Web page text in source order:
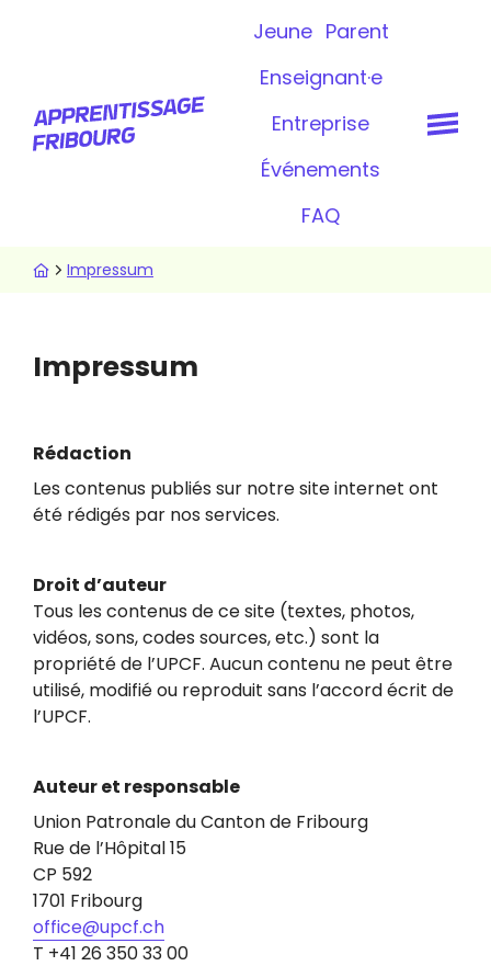
TopbarJeune Parent
Enseignant·e
Entreprise
Événements
FAQ
Fil
Impressum
Impressum
Rédaction
Les contenus publiés sur notre site internet ont
été rédigés par nos services.
Droit d’auteur
Tous les contenus de ce site (textes, photos,
vidéos, sons, codes sources, etc.) sont la
propriété de l’UPCF. Aucun contenu ne peut être
utilisé, modifié ou reproduit sans l’accord écrit de
l’UPCF.
Auteur et responsable
Union Patronale du Canton de Fribourg
Rue de l’Hôpital 15
CP 592
1701 Fribourg
office@upcf.ch
T +41 26 350 33 00